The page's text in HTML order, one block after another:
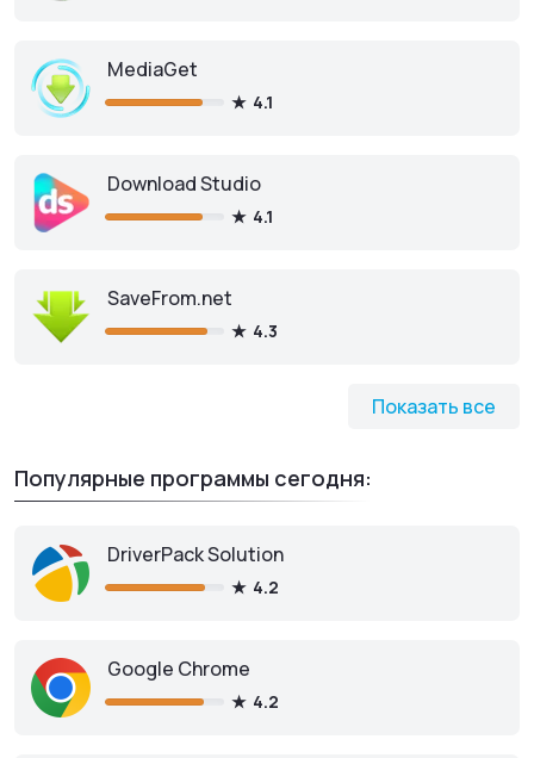
Показать все
MediaGet
4.1
Download Studio
4.1
SaveFrom.net
4.3
Популярные программы сегодня:
DriverPack Solution
4.2
Google Chrome
4.2
Shareman
Скачать бесплатно